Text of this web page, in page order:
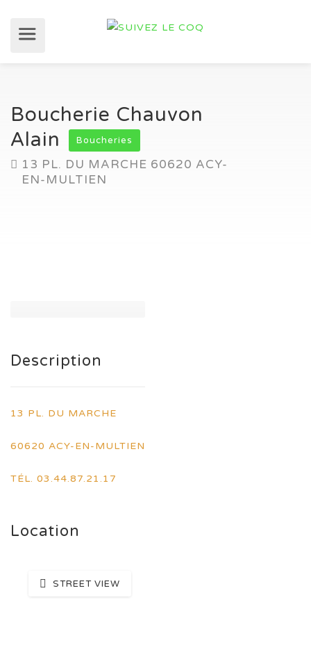
Boucherie Chauvon
Alain
Boucheries
13 PL. DU MARCHE 60620 ACY-
EN-MULTIEN
Description
13 PL. DU MARCHE
60620 ACY-EN-MULTIEN
TÉL. 03.44.87.21.17
Location
STREET VIEW